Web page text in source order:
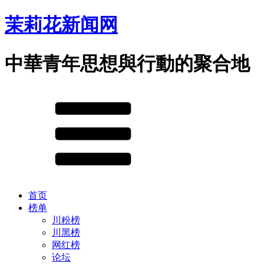
茉莉花新闻网
中華青年思想與行動的聚合地
首页
榜单
川粉榜
川黑榜
网红榜
论坛